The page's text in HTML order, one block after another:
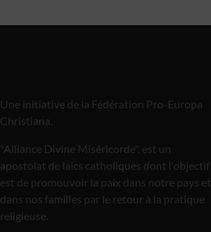
Une initiative de la Fédération Pro-Europa
Christiana.
"Alliance Divine Miséricorde", est un
apostolat de laïcs catholiques dont l'objectif
est de promouvoir la paix dans notre pays et
dans nos familles par le retour à la pratique
religieuse.